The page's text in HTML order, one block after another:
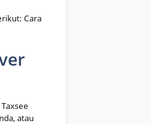
Cara
atau